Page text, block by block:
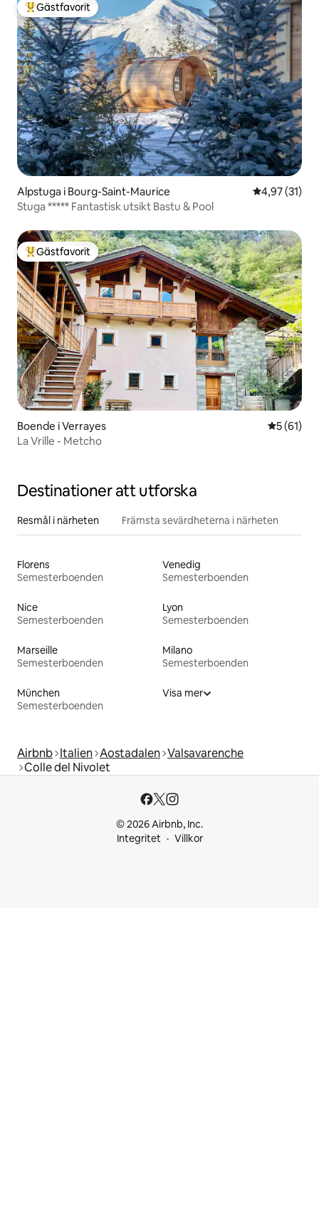
Populär gästfavorit
Gästfavorit
Alpstuga i Bourg-Saint-Maurice 4,97 av 5 i
4,97 (31)
Stuga ***** Fantastisk utsikt Bastu & Pool
Populär gästfavorit
Gästfavorit
Boende i Verrayes 5 av 5 i
5 (61)
La Vrille - Metcho
Destinationer att utforska
Resmål i närheten Främsta sevärdheterna i närheten
Florens
Semesterboenden
Venedig
Semesterboenden
Nice
Semesterboenden
Lyon
Semesterboenden
Marseille
Semesterboenden
Milano
Semesterboenden
München
Semesterboenden
Visa mer
Airbnb Italien Aostadalen Valsavarenche
Colle del Nivolet
© 2026 Airbnb, Inc.
Integritet
Villkor